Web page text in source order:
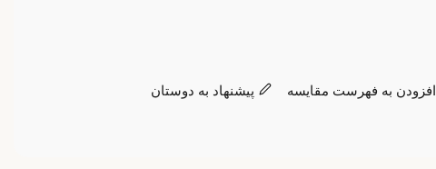
افزودن به فهرست مقایسه پیشنهاد به دوستان